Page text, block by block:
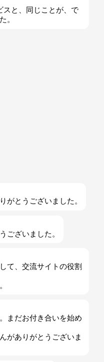
スと、同じことが、で
。
がとうございました。
ございました。
て、交流サイトの役割
まだお付き合いを始め
がありがとうございま